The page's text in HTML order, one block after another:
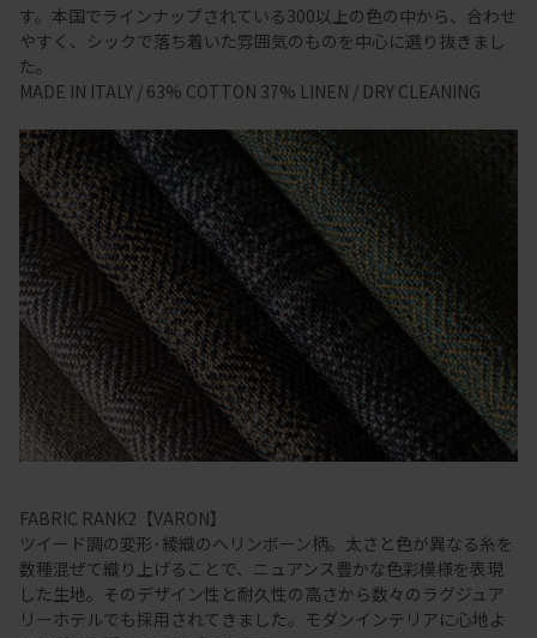
す。本国でラインナップされている300以上の色の中から、合わせ
やすく、シックで落ち着いた雰囲気のものを中心に選り抜きまし
た。
MADE IN ITALY / 63% COTTON 37% LINEN / DRY CLEANING
FABRIC RANK2【VARON】
ツイード調の変形･綾織のヘリンボーン柄。太さと色が異なる糸を
数種混ぜて織り上げることで、ニュアンス豊かな色彩模様を表現
した生地。そのデザイン性と耐久性の高さから数々のラグジュア
リーホテルでも採用されてきました。モダンインテリアに心地よ